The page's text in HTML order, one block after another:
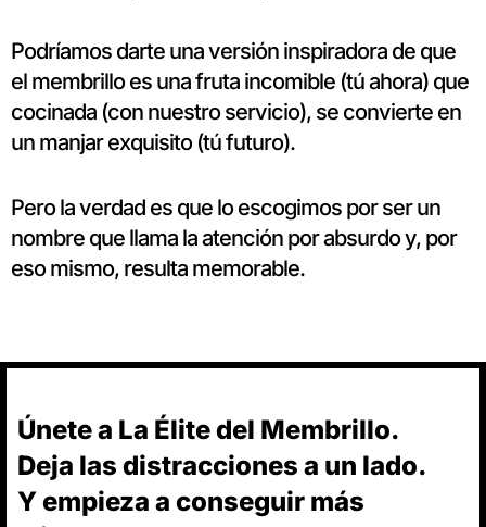
Podríamos darte una versión inspiradora de que
el membrillo es una fruta incomible (tú ahora) que
cocinada (con nuestro servicio), se convierte en
un manjar exquisito (tú futuro).
Pero la verdad es que lo escogimos por ser un
nombre que llama la atención por absurdo y, por
eso mismo, resulta memorable.
Únete a La Élite del Membrillo.
Deja las distracciones a un lado.
Y empieza a conseguir más